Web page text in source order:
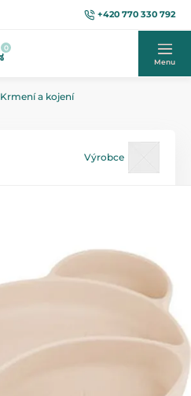
+420 770 330 792
0
Menu
Krmení a kojení
Výrobce